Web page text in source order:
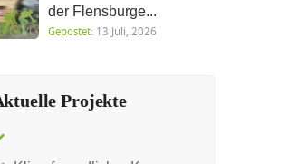
der Flensburge...
Gepostet:13 Juli, 2026
Projekte